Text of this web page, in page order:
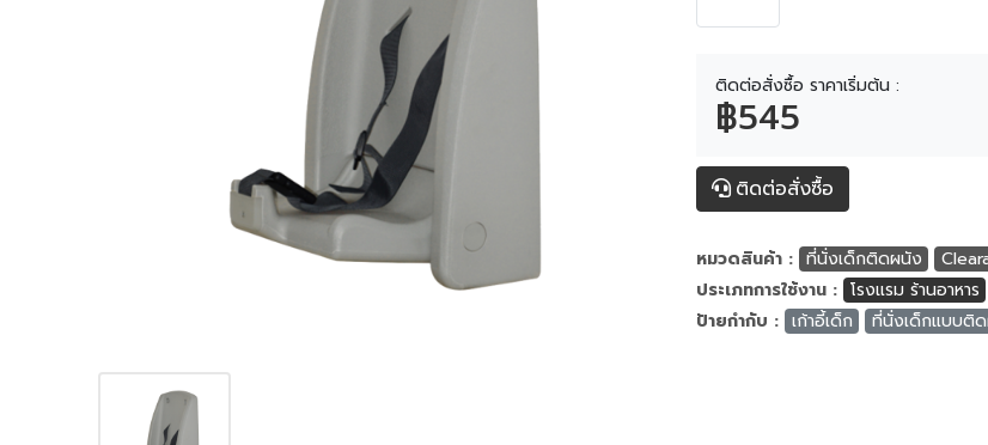
ติดต่อสั่งซื้อ ราคาเริ่มต้น :
฿545
ติดต่อสั่งซื้อ
หมวดสินค้า : ที่นั่งเด็กติดผนัง
ประเภทการใช้งาน : โรงแรม ร้านอาหาร
ป้ายกำกับ : เก้าอี้เด็ก ที่นั่งเด็กแบบติ